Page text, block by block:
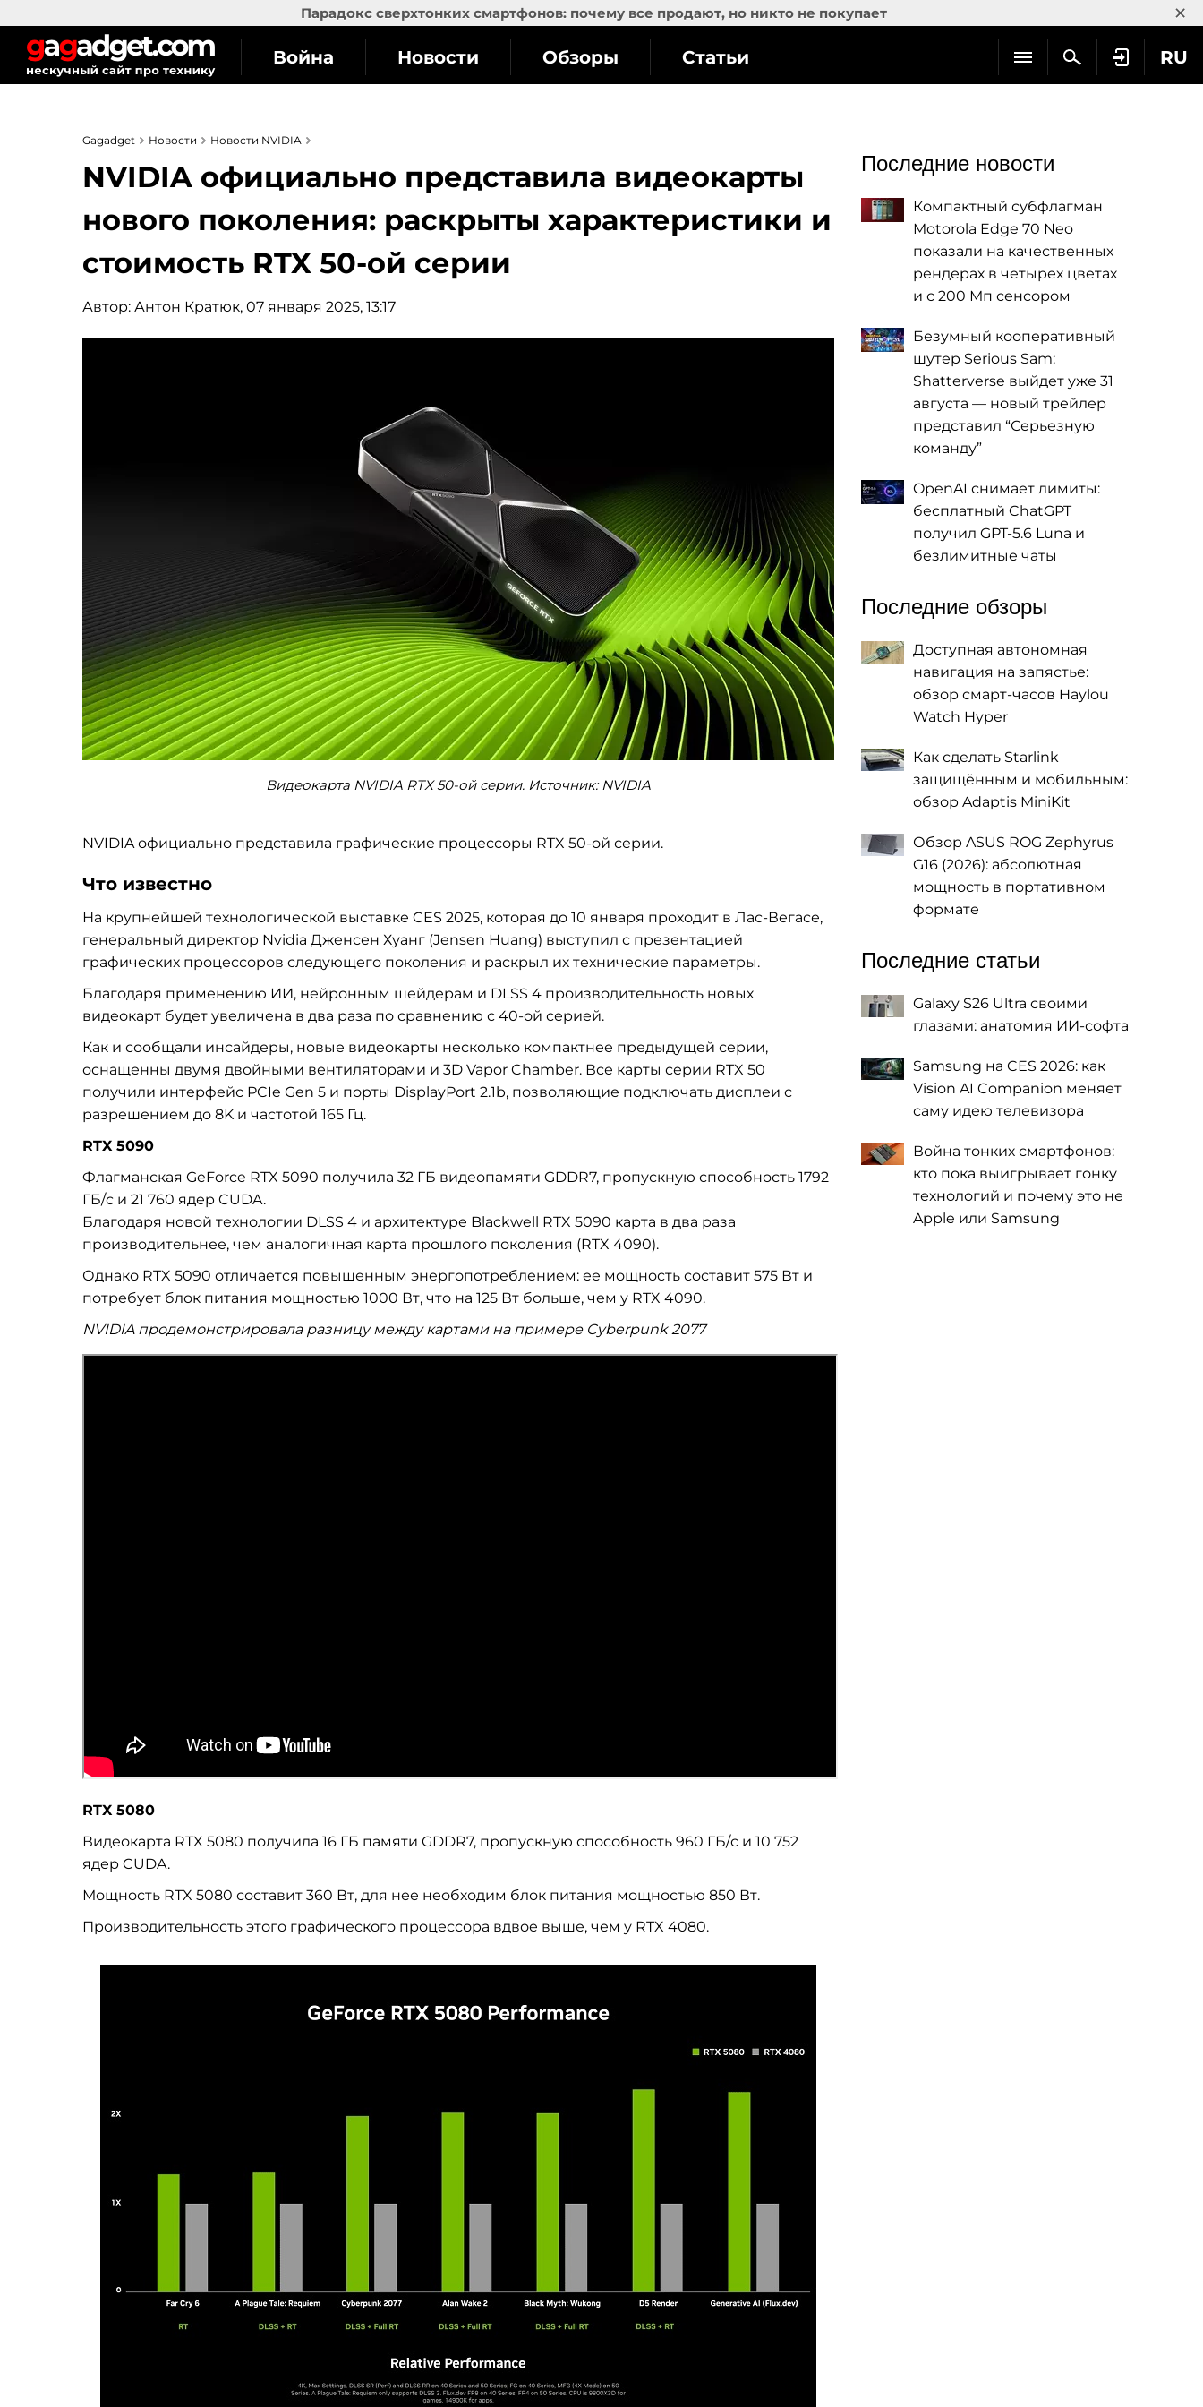
Парадокс сверхтонких смартфонов: почему все продают, но никто не покупает ×
RU
Война Новости Обзоры Статьи
Gagadget Новости Новости NVIDIA
NVIDIA официально представила видеокарты
нового поколения: раскрыты характеристики и
стоимость RTX 50-ой серии
Автор: Антон Кратюк, 07 января 2025, 13:17
Видеокарта NVIDIA RTX 50-ой серии. Источник: NVIDIA
NVIDIA официально представила графические процессоры RTX 50-ой серии.
Что известно
На крупнейшей технологической выставке CES 2025, которая до 10 января проходит в Лас-Вегасе,
генеральный директор Nvidia Дженсен Хуанг (Jensen Huang) выступил с презентацией
графических процессоров следующего поколения и раскрыл их технические параметры.
Благодаря применению ИИ, нейронным шейдерам и DLSS 4 производительность новых
видеокарт будет увеличена в два раза по сравнению с 40-ой серией.
Как и сообщали инсайдеры, новые видеокарты несколько компактнее предыдущей серии,
оснащенны двумя двойными вентиляторами и 3D Vapor Chamber. Все карты серии RTX 50
получили интерфейс PCIe Gen 5 и порты DisplayPort 2.1b, позволяющие подключать дисплеи с
разрешением до 8K и частотой 165 Гц.
RTX 5090
Флагманская GeForce RTX 5090 получила 32 ГБ видеопамяти GDDR7, пропускную способность 1792
ГБ/с и 21 760 ядер CUDA.
Благодаря новой технологии DLSS 4 и архитектуре Blackwell RTX 5090 карта в два раза
производительнее, чем аналогичная карта прошлого поколения (RTX 4090).
Однако RTX 5090 отличается повышенным энергопотреблением: ее мощность составит 575 Вт и
потребует блок питания мощностью 1000 Вт, что на 125 Вт больше, чем у RTX 4090.
NVIDIA продемонстрировала разницу между картами на примере Cyberpunk 2077
RTX 5080
Видеокарта RTX 5080 получила 16 ГБ памяти GDDR7, пропускную способность 960 ГБ/с и 10 752
ядер CUDA.
Мощность RTX 5080 составит 360 Вт, для нее необходим блок питания мощностью 850 Вт.
Производительность этого графического процессора вдвое выше, чем у RTX 4080.
Последние новости
Компактный субфлагман
Motorola Edge 70 Neo
показали на качественных
рендерах в четырех цветах
и с 200 Мп сенсором
Безумный кооперативный
шутер Serious Sam:
Shatterverse выйдет уже 31
августа — новый трейлер
представил “Серьезную
команду”
OpenAI снимает лимиты:
бесплатный ChatGPT
получил GPT-5.6 Luna и
безлимитные чаты
Последние обзоры
Доступная автономная
навигация на запястье:
обзор смарт-часов Haylou
Watch Hyper
Как сделать Starlink
защищённым и мобильным:
обзор Adaptis MiniKit
Обзор ASUS ROG Zephyrus
G16 (2026): абсолютная
мощность в портативном
формате
Последние статьи
Galaxy S26 Ultra своими
глазами: анатомия ИИ-софта
Samsung на CES 2026: как
Vision AI Companion меняет
саму идею телевизора
Война тонких смартфонов:
кто пока выигрывает гонку
технологий и почему это не
Apple или Samsung